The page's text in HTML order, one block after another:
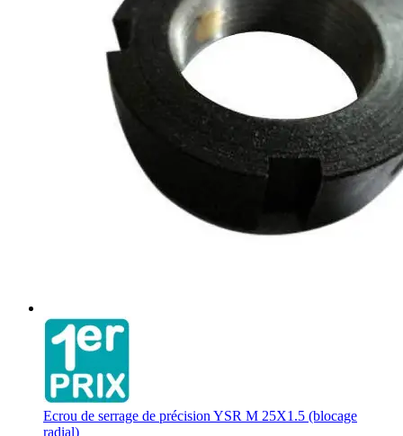
Ecrou de serrage de précision YSR M 25X1.5 (blocage
radial)